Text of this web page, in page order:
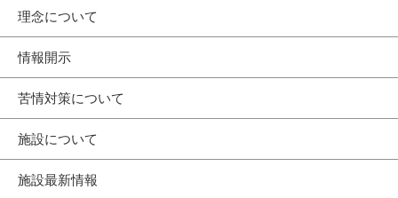
理念について
情報開示
苦情対策について
施設について
施設最新情報